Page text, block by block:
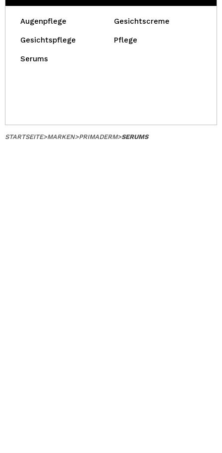
Augenpflege Gesichtscreme
Gesichtspflege Pflege
Serums
STARTSEITE>MARKEN>PRIMADERM>SERUMS